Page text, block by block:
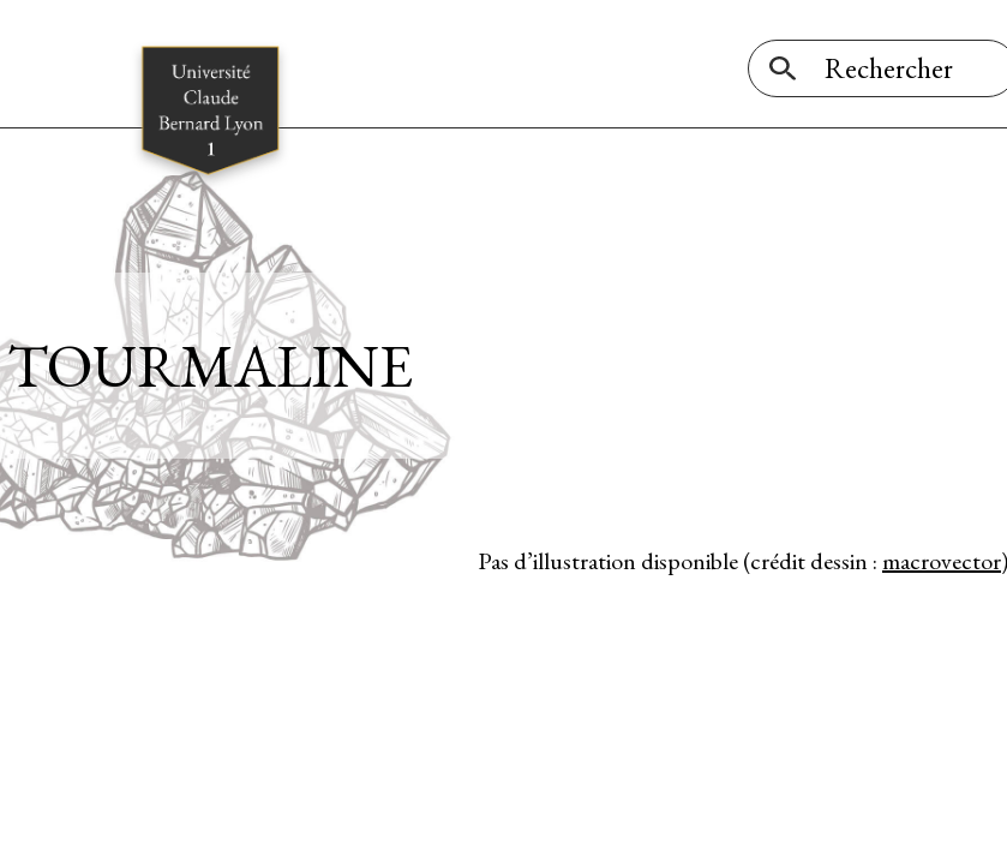
Pas d’illustration disponible (crédit dessin :macrovector)
TOURMALINE